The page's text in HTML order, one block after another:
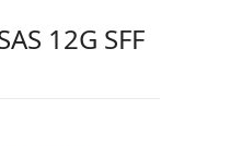
12G SFF